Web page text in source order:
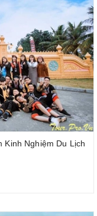
Kinh Nghiệm Du Lịch